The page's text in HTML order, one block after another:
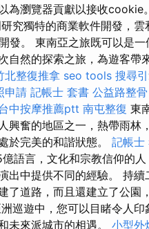
為瀏覽器貢獻以接收cookie
究獨特的商業軟件開發，雲
發。 東南亞之旅既可以是一
自然的探索之旅，為遊客帶
北整復推拿 seo tools 搜尋
申請 記帳士 套書 公益路整骨
中按摩推薦ptt 南屯整復 東
興奮的地區之一，熱帶雨林
於完美的和諧狀態。 記帳士
語言，文化和宗教信仰的
出中提供不同的經驗。 持續
了道路，而且還建立了公園
巡遊中，您可以目睹令人印
未來派城市的相遇。 小型外